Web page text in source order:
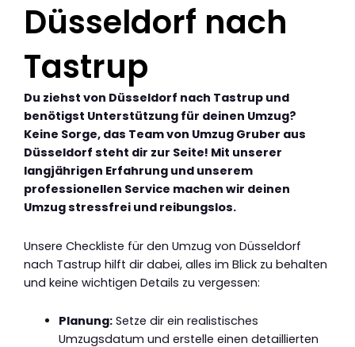
Düsseldorf nach
Tastrup
Du ziehst von Düsseldorf nach Tastrup und
benötigst Unterstützung für deinen Umzug?
Keine Sorge, das Team von Umzug Gruber aus
Düsseldorf steht dir zur Seite! Mit unserer
langjährigen Erfahrung und unserem
professionellen Service machen wir deinen
Umzug stressfrei und reibungslos.
Unsere Checkliste für den Umzug von Düsseldorf
nach Tastrup hilft dir dabei, alles im Blick zu behalten
und keine wichtigen Details zu vergessen:
Planung:Setze dir ein realistisches
Umzugsdatum und erstelle einen detaillierten